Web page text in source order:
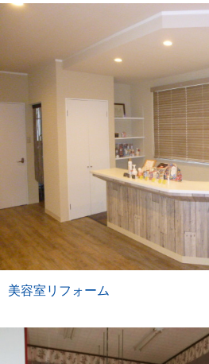
美容室リフォーム